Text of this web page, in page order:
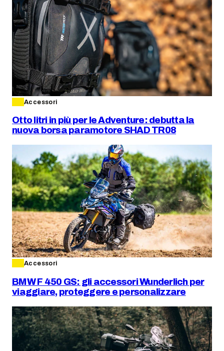
Accessori
Otto litri in più per le Adventure: debutta la
nuova borsa paramotore SHAD TR08
Accessori
BMW F 450 GS: gli accessori Wunderlich per
viaggiare, proteggere e personalizzare